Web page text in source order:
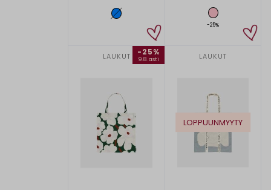
-25%
LAUKUT -25%
9.8. asti LAUKUT
LOPPUUNMYYTY